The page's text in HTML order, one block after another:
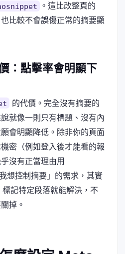
。這比改整頁的
比較不會誤傷正常的摘要顯
：點擊率會明顯下
的代價。完全沒有摘要的
就像一則只有標題、沒有內
會明顯降低。除非你的頁面
密（例如登入後才能看的報
沒有正當理由用
想控制摘要」的需求，其實
標記特定段落就能解決，不
掉。